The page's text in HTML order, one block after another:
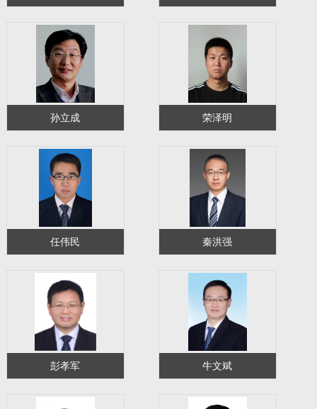
孙立成 荣泽明
任伟民 秦洪强
彭孝军 牛文斌